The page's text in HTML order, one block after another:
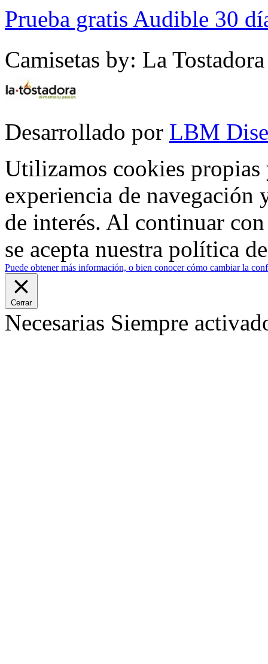
Prueba gratis Audible 30
Camisetas by: La Tostadora
Desarrollado por LBM
Utilizamos cookies propias
experiencia de
de interés. Al continuar
se acepta nuestra política
Puede obtener más información, o bien conocer cómo cambiar la
Cerrar
Necesarias Siempre